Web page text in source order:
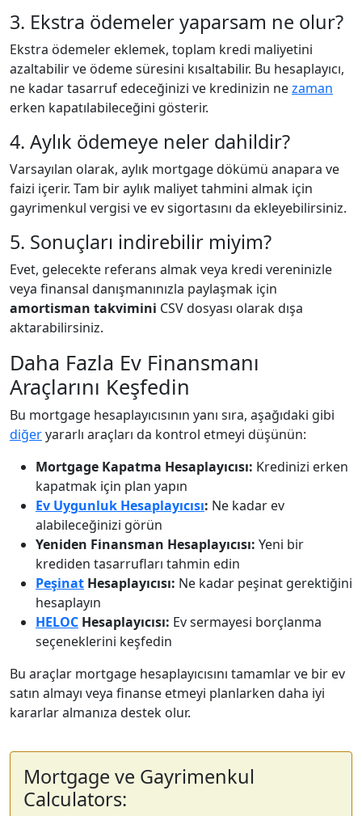
3. Ekstra ödemeler yaparsam ne olur?
Ekstra ödemeler eklemek, toplam kredi maliyetini
azaltabilir ve ödeme süresini kısaltabilir. Bu hesaplayıcı,
ne kadar tasarruf edeceğinizi ve kredinizin nezaman
erken kapatılabileceğini gösterir.
4. Aylık ödemeye neler dahildir?
Varsayılan olarak, aylık mortgage dökümü anapara ve
faizi içerir. Tam bir aylık maliyet tahmini almak için
gayrimenkul vergisi ve ev sigortasını da ekleyebilirsiniz.
5. Sonuçları indirebilir miyim?
Evet, gelecekte referans almak veya kredi vereninizle
veya finansal danışmanınızla paylaşmak için
amortisman takvimini CSV dosyası olarak dışa
aktarabilirsiniz.
Daha Fazla Ev Finansmanı
Araçlarını Keşfedin
Bu mortgage hesaplayıcısının yanı sıra, aşağıdaki gibi
diğeryararlı araçları da kontrol etmeyi düşünün:
Mortgage Kapatma Hesaplayıcısı: Kredinizi erken
kapatmak için plan yapın
Ev Uygunluk Hesaplayıcısı: Ne kadar ev
alabileceğinizi görün
Yeniden Finansman Hesaplayıcısı: Yeni bir
krediden tasarrufları tahmin edin
Peşinat Hesaplayıcısı: Ne kadar peşinat gerektiğini
hesaplayın
HELOC Hesaplayıcısı: Ev sermayesi borçlanma
seçeneklerini keşfedin
Bu araçlar mortgage hesaplayıcısını tamamlar ve bir ev
satın almayı veya finanse etmeyi planlarken daha iyi
kararlar almanıza destek olur.
Mortgage ve Gayrimenkul
Calculators: